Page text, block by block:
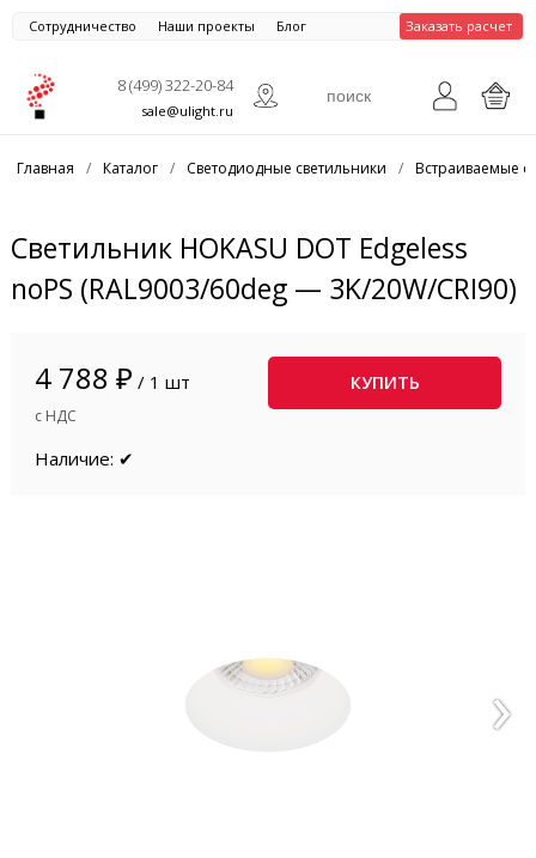
Сотрудничество Наши проекты Блог Заказать расчет
8 (499) 322-20-84
sale@ulight.ru
Главная / Каталог / Светодиодные светильники / Встраиваемые
Светильник HOKASU DOT Edgeless
noPS (RAL9003/60deg — 3K/20W/CRI90)
4 788 ₽ / 1 шт
с НДС
КУПИТЬ
Наличие: ✔